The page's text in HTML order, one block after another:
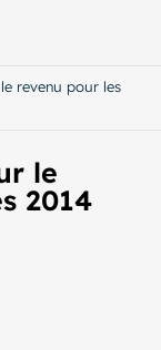
revenu pour les
le
2014